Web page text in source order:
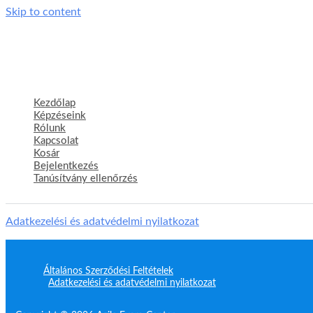
Skip to content
Kezdőlap
Képzéseink
Rólunk
Kapcsolat
Kosár
Bejelentkezés
Tanúsítvány ellenőrzés
Adatkezelési és adatvédelmi nyilatkozat
Általános Szerződési Feltételek
Adatkezelési és adatvédelmi nyilatkozat